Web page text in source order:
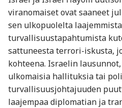
viranomaiset ovat saaneet
sen ulkopuolelta laajemmista
turvallisuustapahtumista
sattuneesta terrori-iskusta,
kohteena. Israelin
ulkomaisia hallituksia tai
turvallisuusjohtajuuden
laajempaa diplomatian ja